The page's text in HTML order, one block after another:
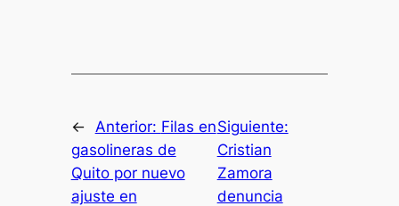
← Anterior: Filas en
gasolineras de
Quito por nuevo
ajuste en
Siguiente:
Cristian
Zamora
denuncia